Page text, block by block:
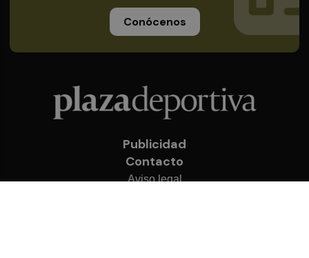
Conócenos
Publicidad
Contacto
Aviso legal